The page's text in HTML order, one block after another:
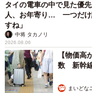
タイの電車の中で見た優
人、お年寄り… 一つだけ
すね」
中将 タカノリ
2026.08.06
【物価高
数 新幹線
まいどな